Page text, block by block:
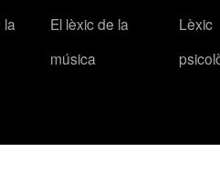
la
El lèxic de la
música
Lèxic